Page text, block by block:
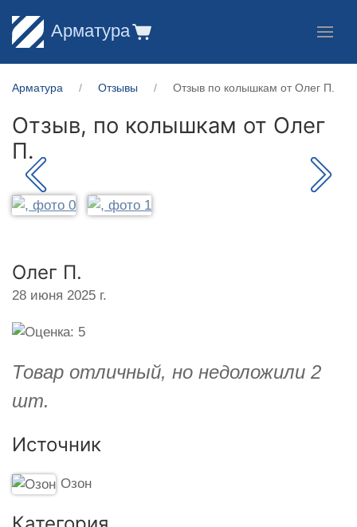
Арматура
Арматура Отзывы Отзыв по колышкам от Олег П.
Отзыв, по колышкам от Олег
П.
Олег П.
28 июня 2025 г.
Товар отличный, но недоложили 2
шт.
Источник
Озон